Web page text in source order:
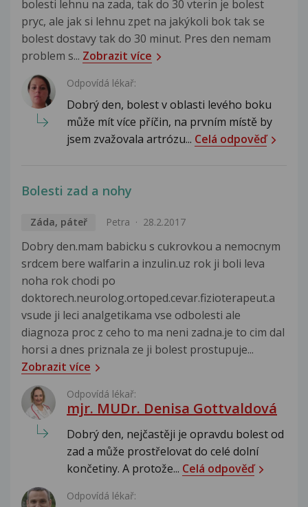
bolesti lehnu na zada, tak do 30 vterin je bolest
pryc, ale jak si lehnu zpet na jakýkoli bok tak se
bolest dostavy tak do 30 minut. Pres den nemam
problem s... Zobrazit více
Odpovídá lékař:
Dobrý den, bolest v oblasti levého boku
může mít více příčin, na prvním místě by
jsem zvažovala artrózu... Celá odpověď
Bolesti zad a nohy
Záda, páteř Petra 28.2.2017
Dobry den.mam babicku s cukrovkou a nemocnym
srdcem bere walfarin a inzulin.uz rok ji boli leva
noha rok chodi po
doktorech.neurolog.ortoped.cevar.fizioterapeut.a
vsude ji leci analgetikama vse odbolesti ale
diagnoza proc z ceho to ma neni zadna.je to cim dal
horsi a dnes priznala ze ji bolest prostupuje...
Zobrazit více
Odpovídá lékař:
mjr. MUDr. Denisa Gottvaldová
Dobrý den, nejčastěji je opravdu bolest od
zad a může prostřelovat do celé dolní
končetiny. A protože... Celá odpověď
Odpovídá lékař: